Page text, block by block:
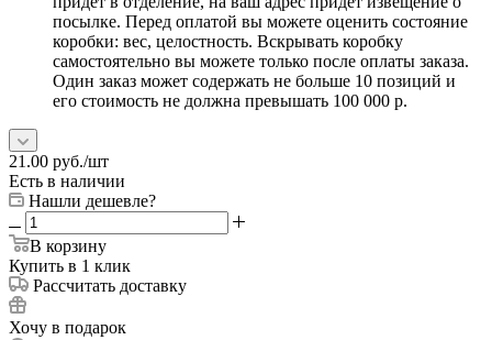
посылке. Перед оплатой вы можете оценить состояние
коробки: вес, целостность. Вскрывать коробку
самостоятельно вы можете только после оплаты заказа.
Один заказ может содержать не больше 10 позиций и
его стоимость не должна превышать 100 000 р.
21.00 руб./шт
Есть в наличии
Нашли дешевле?
В корзину
Купить в 1 клик
Рассчитать доставку
Хочу в подарок